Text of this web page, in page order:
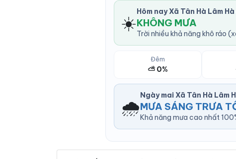
☀️
Hôm nay Xã Tân Hà Lâm
KHÔNG MƯA
Trời nhiều khả năng khô ráo
Đêm
⛅ 0%
🌧️
Ngày mai Xã Tân Hà Lâm
MƯA SÁNG TRƯA
Khả năng mưa cao nhất